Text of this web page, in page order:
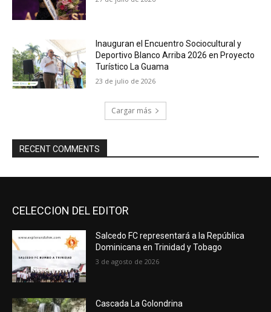
Inauguran el Encuentro Sociocultural y
Deportivo Blanco Arriba 2026 en Proyecto
Turístico La Guama
23 de julio de 2026
Cargar más
RECENT COMMENTS
CELECCION DEL EDITOR
Salcedo FC representará a la República
Dominicana en Trinidad y Tobago
3 de agosto de 2026
Cascada La Golondrina